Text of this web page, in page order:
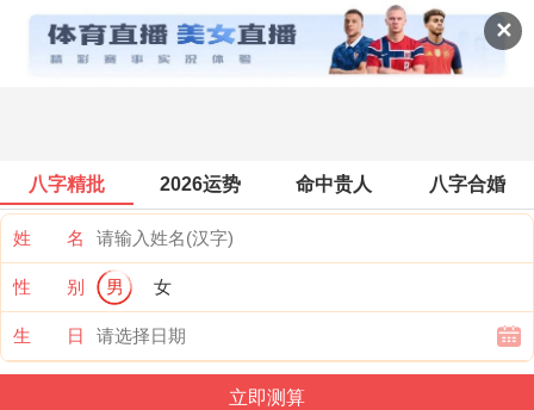
✕
世界天气
八字精批 2026运势 命中贵人 八字合婚
姓 名
性 别 男 女
生 日